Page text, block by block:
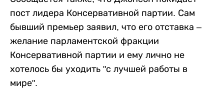
пост лидера Консервативной партии. Сам
бывший премьер заявил, что его отставка –
желание парламентской фракции
Консервативной партии и ему лично не
хотелось бы уходить "с лучшей работы в
мире".